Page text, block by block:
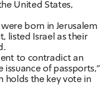
United States,
born in Jerusalem
listed Israel as their
to contradict an
of passports,"
holds the key vote in